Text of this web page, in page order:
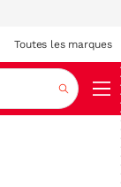
Toutes les marques